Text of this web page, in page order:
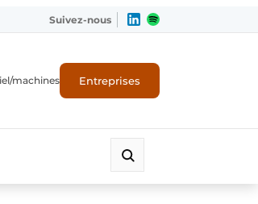
Suivez-nous
machines Entreprises